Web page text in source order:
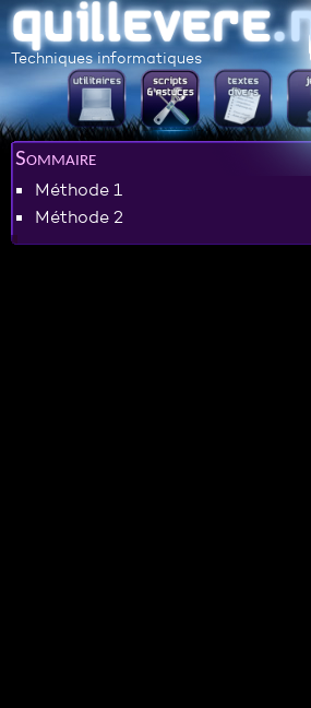
Techniques informatiques
Sommaire
Méthode 1
Méthode 2